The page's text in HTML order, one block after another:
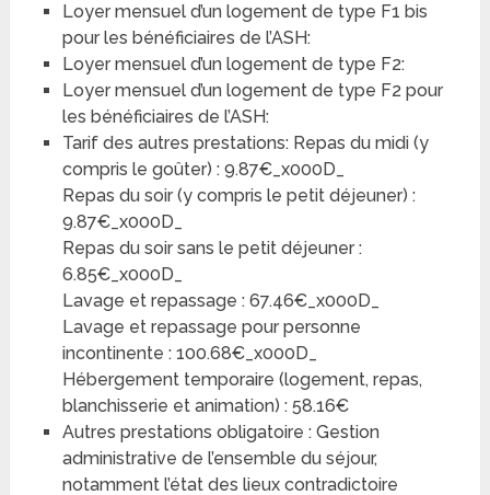
Loyer mensuel d’un logement de type F1 bis
pour les bénéficiaires de l’ASH:
Loyer mensuel d’un logement de type F2:
Loyer mensuel d’un logement de type F2 pour
les bénéficiaires de l’ASH:
Tarif des autres prestations: Repas du midi (y
compris le goûter) : 9.87€_x000D_
Repas du soir (y compris le petit déjeuner) :
9.87€_x000D_
Repas du soir sans le petit déjeuner :
6.85€_x000D_
Lavage et repassage : 67.46€_x000D_
Lavage et repassage pour personne
incontinente : 100.68€_x000D_
Hébergement temporaire (logement, repas,
blanchisserie et animation) : 58.16€
Autres prestations obligatoire : Gestion
administrative de l’ensemble du séjour,
notamment l’état des lieux contradictoire